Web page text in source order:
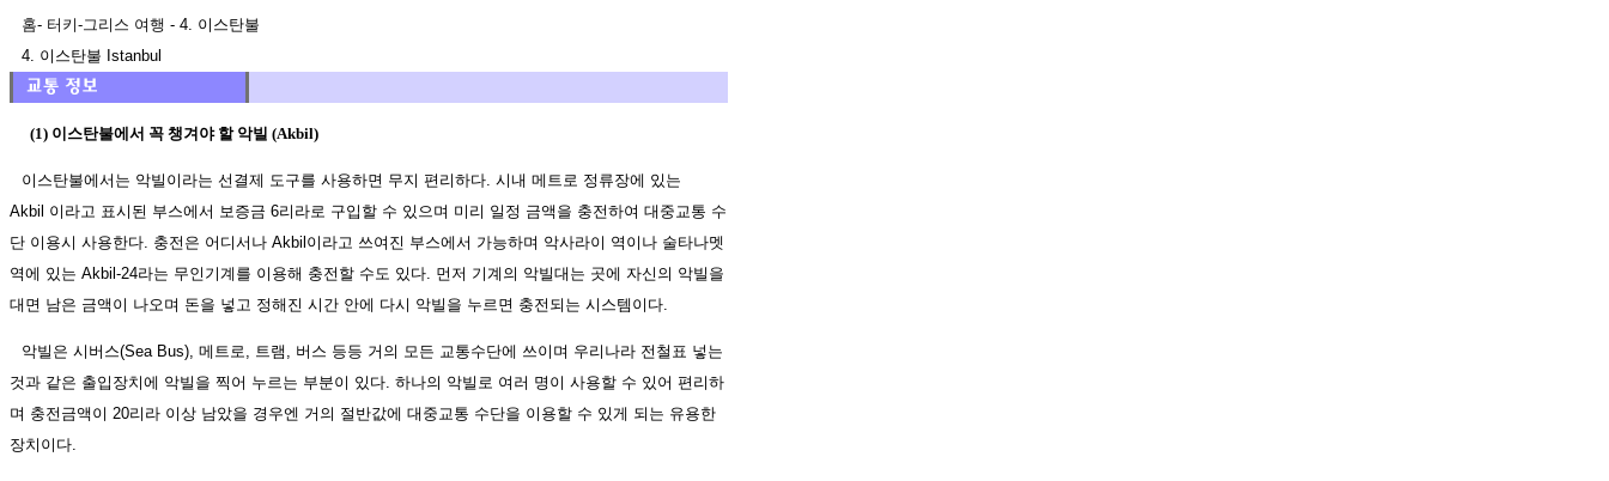
홈- 터키-그리스 여행 - 4. 이스탄불
4. 이스탄불 Istanbul
(1) 이스탄불에서 꼭 챙겨야 할 악빌 (Akbil)
이스탄불에서는 악빌이라는 선결제 도구를 사용하면 무지 편리하다. 시내 메트로 정류장에 있는
Akbil 이라고 표시된 부스에서 보증금 6리라로 구입할 수 있으며 미리 일정 금액을 충전하여 대중교통 수
단 이용시 사용한다. 충전은 어디서나 Akbil이라고 쓰여진 부스에서 가능하며 악사라이 역이나 술타나멧
역에 있는 Akbil-24라는 무인기계를 이용해 충전할 수도 있다. 먼저 기계의 악빌대는 곳에 자신의 악빌을
대면 남은 금액이 나오며 돈을 넣고 정해진 시간 안에 다시 악빌을 누르면 충전되는 시스템이다.
악빌은 시버스(Sea Bus), 메트로, 트램, 버스 등등 거의 모든 교통수단에 쓰이며 우리나라 전철표 넣는
것과 같은 출입장치에 악빌을 찍어 누르는 부분이 있다. 하나의 악빌로 여러 명이 사용할 수 있어 편리하
며 충전금액이 20리라 이상 남았을 경우엔 거의 절반값에 대중교통 수단을 이용할 수 있게 되는 유용한
장치이다.